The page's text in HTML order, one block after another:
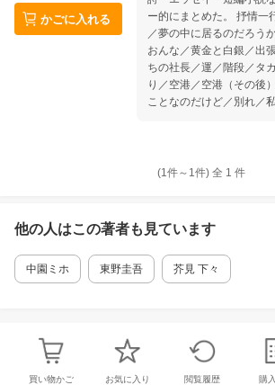
かごに入れる
ー的にまとめた。 抒情一
／夢の中に居るのだろう
おんな／黄金と白銀／出
ちの社長／運／階段／タ
り／空港／空港（その後
ことなのだけど／別れ／
短編を読んで あとがき
(1件～ 1件) 全 1 件
他の人はこの著者も見ています
中園ミホ 東野圭吾 芥見 下々
買い物かご お気に入り 閲覧履歴 購